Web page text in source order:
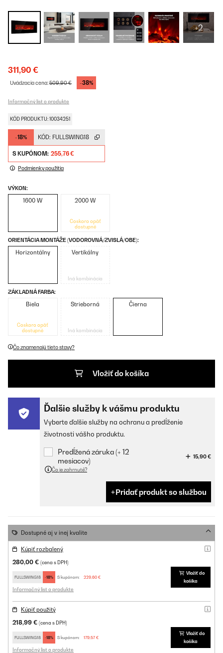
+2
311,90 €
Uvádzacia cena:509,90 € -38%
Informačný list o produkte
KÓD PRODUKTU: 10034251
-18% KÓD: FULLSWING18
S KUPÓNOM: 255,76 €
Podmienky použitia
VÝKON:
1600 W 2000 W
Čoskoro opäť
dostupné
ORIENTÁCIA MONTÁŽE (VODOROVNÁ/ZVISLÁ/OBE):
Horizontálny Vertikálny
Iná kombinácia
ZÁKLADNÁ FARBA:
Biela
Čoskoro opäť
dostupné
Strieborná
Iná kombinácia
Čierna
Čo znamenajú tieto stavy?
Vložiť do košíka
Ďalšie služby k vášmu produktu
Vyberte ďalšie služby na ochranu a predĺženie
životnosti vášho produktu.
Predĺžená záruka (+ 12
mesiacov)
15,90 €
Čo je zahrnuté?
Pridať produkt so službou
Dostupné aj v inej kvalite
Kúpiť rozbalený
280,00 € (cena s DPH)
FULLSWING18 -18% S kupónom: 229,60 €
Informačný list o produkte
Vložiť do
košíka
Kúpiť použitý
218,99 € (cena s DPH)
FULLSWING18 -18% S kupónom: 179,57 €
Informačný list o produkte
Vložiť do
košíka